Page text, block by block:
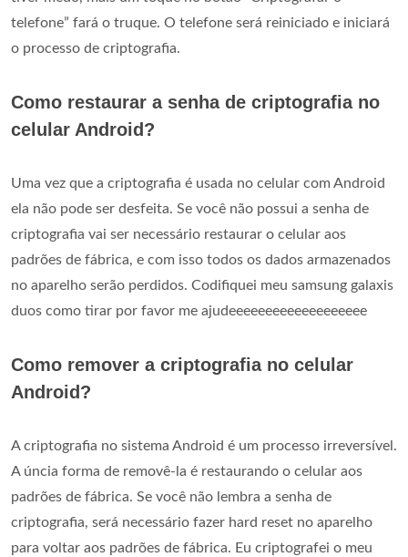
telefone” fará o truque. O telefone será reiniciado e iniciará
o processo de criptografia.
Como restaurar a senha de criptografia no
celular Android?
Uma vez que a criptografia é usada no celular com Android
ela não pode ser desfeita. Se você não possui a senha de
criptografia vai ser necessário restaurar o celular aos
padrões de fábrica, e com isso todos os dados armazenados
no aparelho serão perdidos. Codifiquei meu samsung galaxis
duos como tirar por favor me ajudeeeeeeeeeeeeeeeeeee
Como remover a criptografia no celular
Android?
A criptografia no sistema Android é um processo irreversível.
A úncia forma de removê-la é restaurando o celular aos
padrões de fábrica. Se você não lembra a senha de
criptografia, será necessário fazer hard reset no aparelho
para voltar aos padrões de fábrica. Eu criptografei o meu